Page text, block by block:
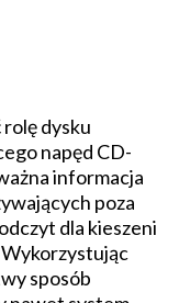
dysku
napęd CD-
informacja
poza
dla kieszeni
sposób